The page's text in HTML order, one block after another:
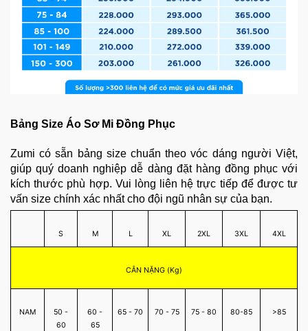
Bảng Size Áo Sơ Mi Đồng Phục
Zumi có sẵn bảng size chuẩn theo vóc dáng người Việt,
giúp quý doanh nghiệp dễ dàng đặt hàng đồng phục với
kích thước phù hợp. Vui lòng liên hệ trực tiếp để được tư
vấn size chính xác nhất cho đội ngũ nhân sự của bạn.
S M L XL 2XL 3XL 4XL
CÂN NẶNG (Kg)
NAM
50 -
60
60 -
65
65 - 70 70 - 75 75 - 80 80-85 >85